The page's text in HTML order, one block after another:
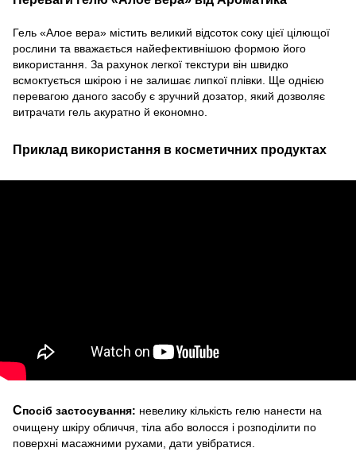
Гель «Алое вера» містить великий відсоток соку цієї цілющої
рослини та вважається найефективнішою формою його
використання. За рахунок легкої текстури він швидко
всмоктується шкірою і не залишає липкої плівки. Ще однією
перевагою даного засобу є зручний дозатор, який дозволяє
витрачати гель акуратно й економно.
Приклад використання в косметичних продуктах
Спосіб застосування: невелику кількість гелю нанести на
очищену шкіру обличчя, тіла або волосся і розподілити по
поверхні масажними рухами, дати увібратися.